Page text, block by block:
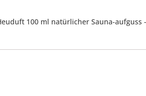
100 ml natürlicher Sauna-